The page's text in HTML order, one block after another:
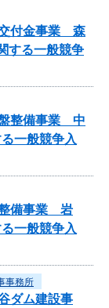
交付金事業 森
する一般競争
盤整備事業 中
一般競争入
整備事業 岩
一般競争入
事務所
ダム建設事